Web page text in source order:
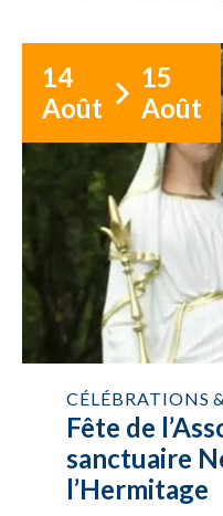
14
Août
15
Août
CÉLÉBRATIONS
Fête de
sanctuaire
l’Hermitage